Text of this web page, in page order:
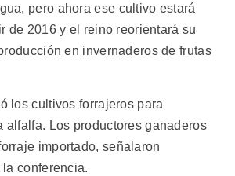
pero ahora ese cultivo estará
de 2016 y el reino reorientará su
en invernaderos de frutas
los cultivos forrajeros para
alfalfa. Los productores ganaderos
importado, señalaron
conferencia.